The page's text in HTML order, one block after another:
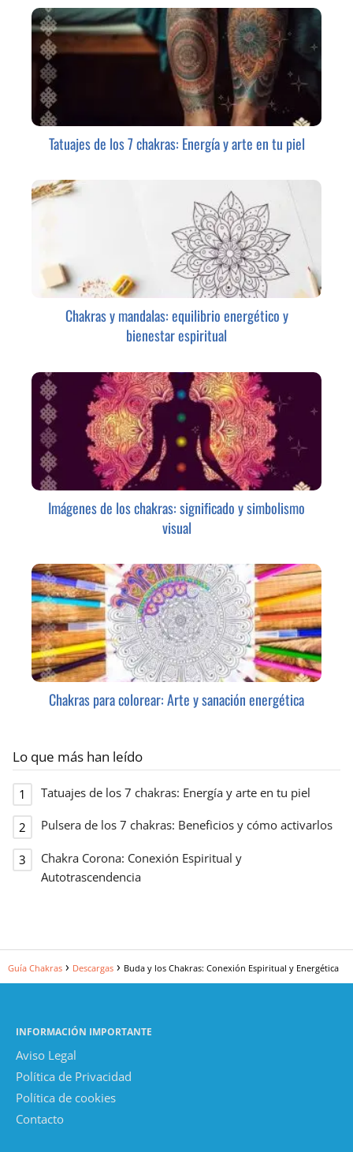
Tatuajes de los 7 chakras: Energía y arte en tu piel
Chakras y mandalas: equilibrio energético y
bienestar espiritual
Imágenes de los chakras: significado y simbolismo
visual
Chakras para colorear: Arte y sanación energética
Lo que más han leído
Tatuajes de los 7 chakras: Energía y arte en tu piel
Pulsera de los 7 chakras: Beneficios y cómo activarlos
Chakra Corona: Conexión Espiritual y
Autotrascendencia
Guía Chakras Descargas Buda y los Chakras: Conexión Espiritual y Energética
INFORMACIÓN IMPORTANTE
Aviso Legal
Política de Privacidad
Política de cookies
Contacto